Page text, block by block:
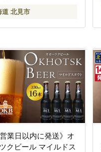
道 北見市
営業日以内に発送》オ
クビール マイルドス